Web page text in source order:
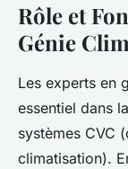
Rôle et
Génie
Les experts en
essentiel dans
systèmes CVC
climatisation).